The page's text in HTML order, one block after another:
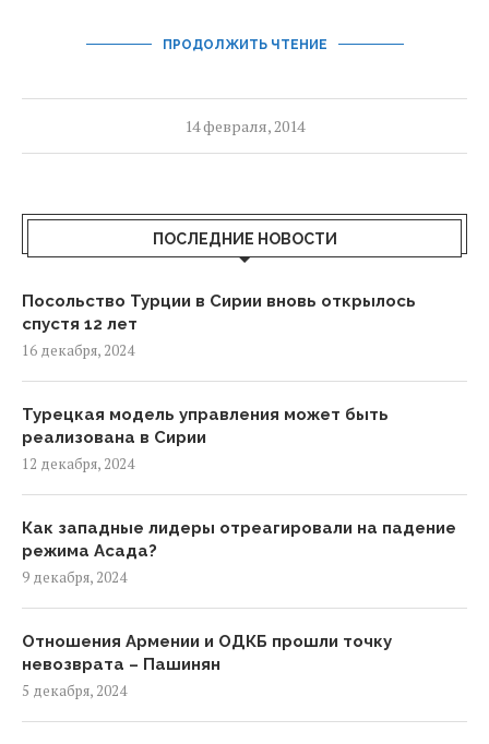
ПРОДОЛЖИТЬ ЧТЕНИЕ
14 февраля, 2014
ПОСЛЕДНИЕ НОВОСТИ
Посольство Турции в Сирии вновь открылось
спустя 12 лет
16 декабря, 2024
Турецкая модель управления может быть
реализована в Сирии
12 декабря, 2024
Как западные лидеры отреагировали на падение
режима Асада?
9 декабря, 2024
Отношения Армении и ОДКБ прошли точку
невозврата – Пашинян
5 декабря, 2024